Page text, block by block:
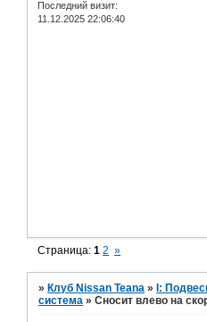
Последний визит:
11.12.2025 22:06:40
Страница:1 2 »
» Клуб Nissan Teana » I:
система »Сносит влево на